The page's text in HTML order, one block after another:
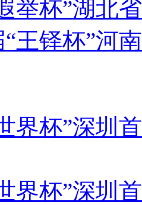
举杯”湖北
“王铎杯”河
界杯”深圳
界杯”深圳